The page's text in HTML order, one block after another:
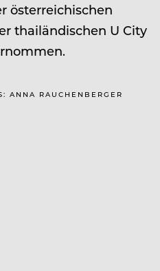
österreichischen
thailändischen U City
ANNA RAUCHENBERGER